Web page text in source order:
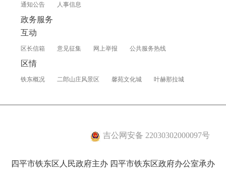
通知公告 人事信息
政务服务
互动
区长信箱 意见征集 网上举报 公共服务热线
区情
铁东概况 二郎山庄风景区 馨苑文化城 叶赫那拉城
吉公网安备 22030302000097号
四平市铁东区人民政府主办 四平市铁东区政府办公室承办